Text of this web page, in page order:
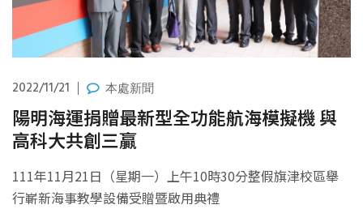
2022/11/21 本處新聞
陽明海運捐贈最新型全功能航海模擬機 與
高科大共創三贏
111年11月21日（星期一）上午10時30分整假旗津校區舉
行嶄新海事教學設備受贈暨啟用典禮